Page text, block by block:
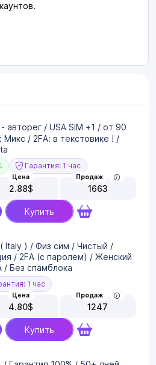
- авторег / USA SIM +1 / от 90
/ 2FA: в текстовике ! /
Гарантия: 1 час
Цена
2.88$
Продаж
1663
Купить
Italy ) / Физ сим / Чистый /
/ 2FA (с паролем) / Женский
Без спамблока
1 час
Цена
4.80$
Продаж
1247
Купить